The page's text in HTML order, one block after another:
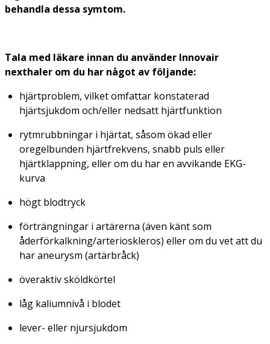
behandla dessa symtom.
Tala med läkare innan du använder Innovair
nexthaler om du har något av följande:
hjärtproblem, vilket omfattar konstaterad
hjärtsjukdom och/eller nedsatt hjärtfunktion
rytmrubbningar i hjärtat, såsom ökad eller
oregelbunden hjärtfrekvens, snabb puls eller
hjärtklappning, eller om du har en avvikande EKG-
kurva
högt blodtryck
förträngningar i artärerna (även känt som
åderförkalkning/arterioskleros) eller om du vet att du
har aneurysm (artärbråck)
överaktiv sköldkörtel
låg kaliumnivå i blodet
lever- eller njursjukdom